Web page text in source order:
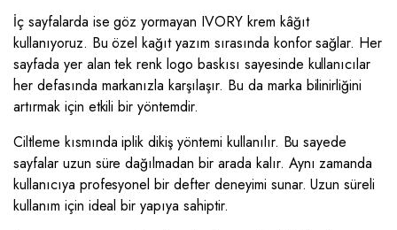
İç sayfalarda ise göz yormayan IVORY krem kâğıt
kullanıyoruz. Bu özel kağıt yazım sırasında konfor sağlar. Her
sayfada yer alan tek renk logo baskısı sayesinde kullanıcılar
her defasında markanızla karşılaşır. Bu da marka bilinirliğini
artırmak için etkili bir yöntemdir.
Ciltleme kısmında iplik dikiş yöntemi kullanılır. Bu sayede
sayfalar uzun süre dağılmadan bir arada kalır. Aynı zamanda
kullanıcıya profesyonel bir defter deneyimi sunar. Uzun süreli
kullanım için ideal bir yapıya sahiptir.